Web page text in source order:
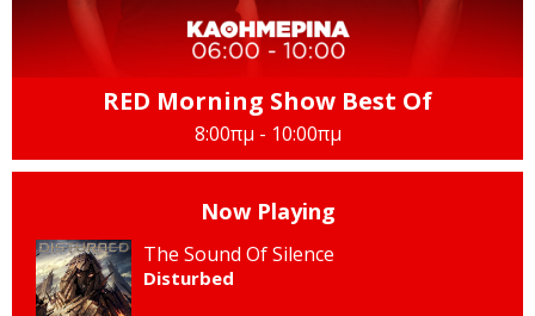
RED Morning Show Best Of
8:00πμ - 10:00πμ
Now Playing
The Sound Of Silence
Disturbed